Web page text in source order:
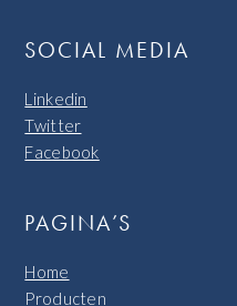
SOCIAL MEDIA
Linkedin
Twitter
Facebook
PAGINA’S
Home
Producten